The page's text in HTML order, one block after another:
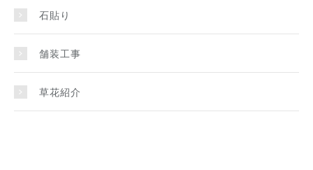
石貼り
舗装工事
草花紹介